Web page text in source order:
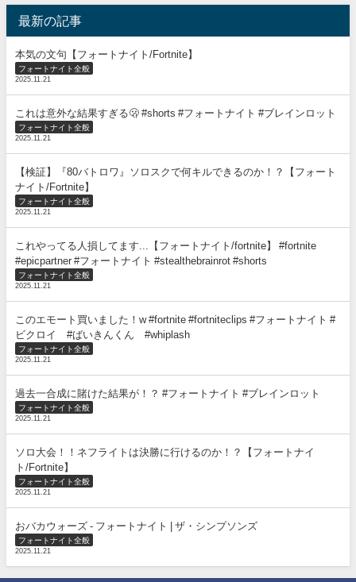
最新の記事
本気の文句【フォートナイト/Fortnite】
フォートナイト全般
2025.11.21
これは意外な結果すぎる🫢 #shorts #フォートナイト #ブレインロット
フォートナイト全般
2025.11.21
【検証】『80バトロワ』ソロスクで何キルできるのか！？【フォート
ナイト/Fortnite】
フォートナイト全般
2025.11.21
これやってる人損してます...【フォートナイト/fortnite】 #fortnite
#epicpartner #フォートナイト #stealthebrainrot #shorts
フォートナイト全般
2025.11.21
このエモート買いました！w #fortnite #fortniteclips #フォートナイト #
ビクロイ #ばいきんくん #whiplash
フォートナイト全般
2025.11.21
過去一合成に賭けた結果が！？ #フォートナイト #ブレインロット
フォートナイト全般
2025.11.21
ソロ大会！！ネフライトは決勝に行けるのか！？【フォートナイ
ト/Fortnite】
フォートナイト全般
2025.11.21
おバカウォーズ - フォートナイト | ザ・シンプソンズ
フォートナイト全般
2025.11.21